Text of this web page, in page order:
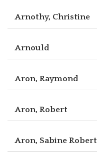
Arnothy, Christine
Arnould
Aron, Raymond
Aron, Robert
Aron, Sabine Robert